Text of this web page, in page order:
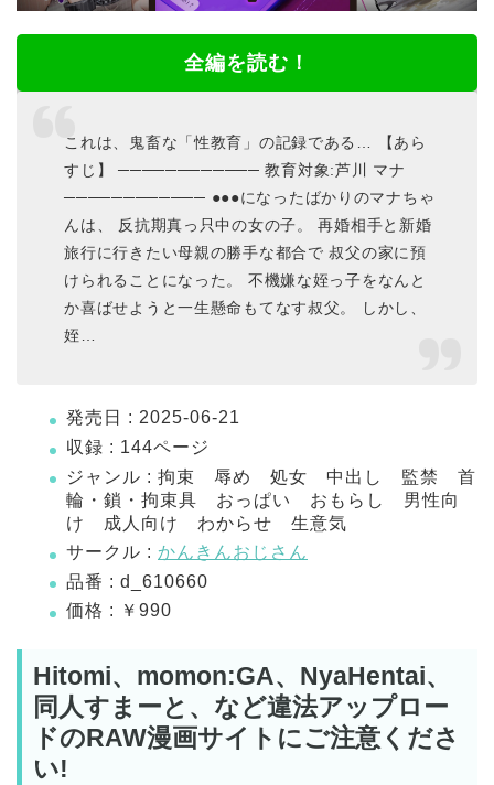
全編を読む！
これは、鬼畜な「性教育」の記録である… 【あら
すじ】 ──────────── 教育対象:芦川 マナ
──────────── ●●●になったばかりのマナちゃ
んは、 反抗期真っ只中の女の子。 再婚相手と新婚
旅行に行きたい母親の勝手な都合で 叔父の家に預
けられることになった。 不機嫌な姪っ子をなんと
か喜ばせようと一生懸命もてなす叔父。 しかし、
姪…
発売日 : 2025-06-21
収録 : 144ページ
ジャンル : 拘束 辱め 処女 中出し 監禁 首
輪・鎖・拘束具 おっぱい おもらし 男性向
け 成人向け わからせ 生意気
サークル : かんきんおじさん
品番 : d_610660
価格 : ￥990
Hitomi、momon:GA、NyaHentai、
同人すまーと、など違法アップロー
ドのRAW漫画サイトにご注意くださ
い!